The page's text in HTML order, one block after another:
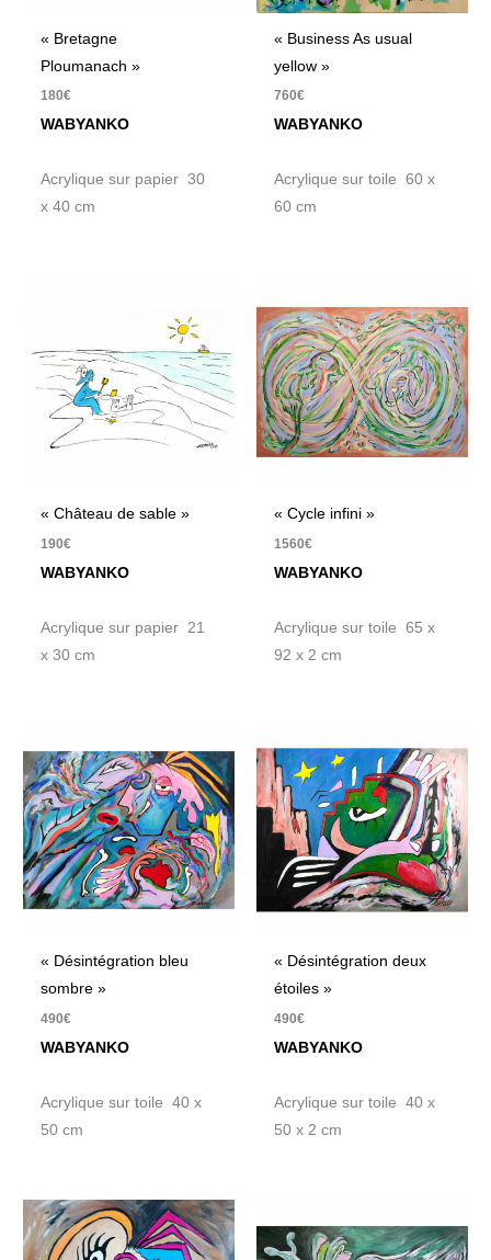
« Bretagne
Ploumanach »
180€
WABYANKO
Acrylique sur papier 30
x 40 cm
« Business As usual
yellow »
760€
WABYANKO
Acrylique sur toile 60 x
60 cm
« Château de sable »
190€
WABYANKO
Acrylique sur papier 21
x 30 cm
« Cycle infini »
1560€
WABYANKO
Acrylique sur toile 65 x
92 x 2 cm
« Désintégration bleu
sombre »
490€
WABYANKO
Acrylique sur toile 40 x
50 cm
« Désintégration deux
étoiles »
490€
WABYANKO
Acrylique sur toile 40 x
50 x 2 cm